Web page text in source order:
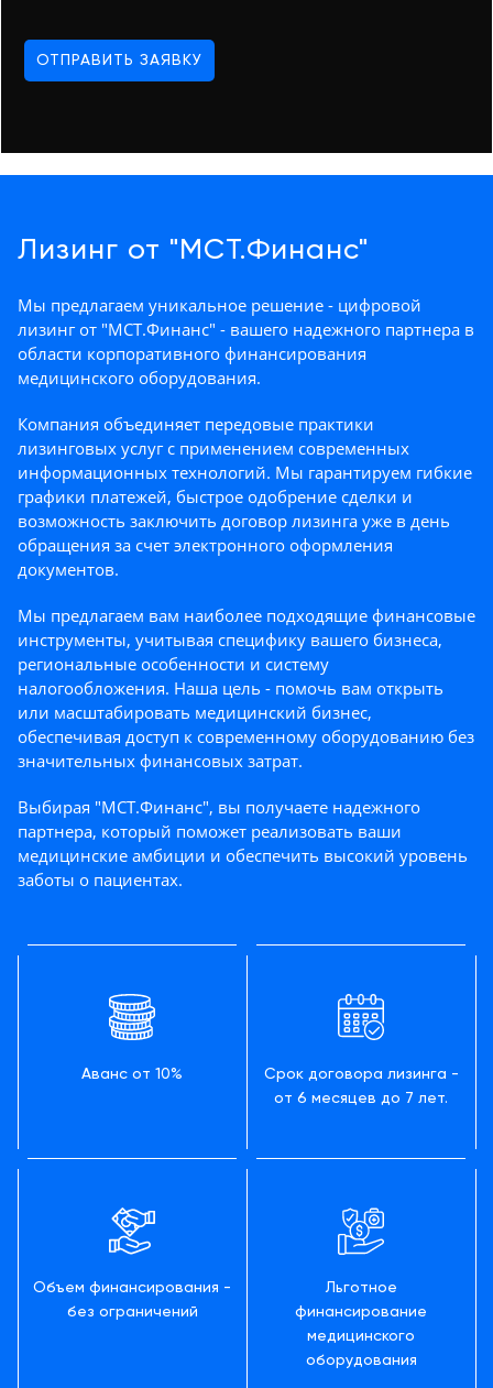
Trade-
in
Отзывы
Контакты
(800)
500-
90-
93
Новосибирск
ОТПРАВИТЬ ЗАЯВКУ
Лизинг от "МСТ.Финанс"
Мы предлагаем уникальное решение - цифровой
лизинг от "МСТ.Финанс" - вашего надежного партнера в
области корпоративного финансирования
медицинского оборудования.
Компания объединяет передовые практики
лизинговых услуг с применением современных
информационных технологий. Мы гарантируем гибкие
графики платежей, быстрое одобрение сделки и
возможность заключить договор лизинга уже в день
обращения за счет электронного оформления
документов.
Мы предлагаем вам наиболее подходящие финансовые
инструменты, учитывая специфику вашего бизнеса,
региональные особенности и систему
налогообложения. Наша цель - помочь вам открыть
или масштабировать медицинский бизнес,
обеспечивая доступ к современному оборудованию без
значительных финансовых затрат.
Выбирая "МСТ.Финанс", вы получаете надежного
партнера, который поможет реализовать ваши
медицинские амбиции и обеспечить высокий уровень
заботы о пациентах.
Аванс от 10%
Срок договора лизинга -
от 6 месяцев до 7 лет.
Объем финансирования -
без ограничений
Льготное
финансирование
медицинского
оборудования